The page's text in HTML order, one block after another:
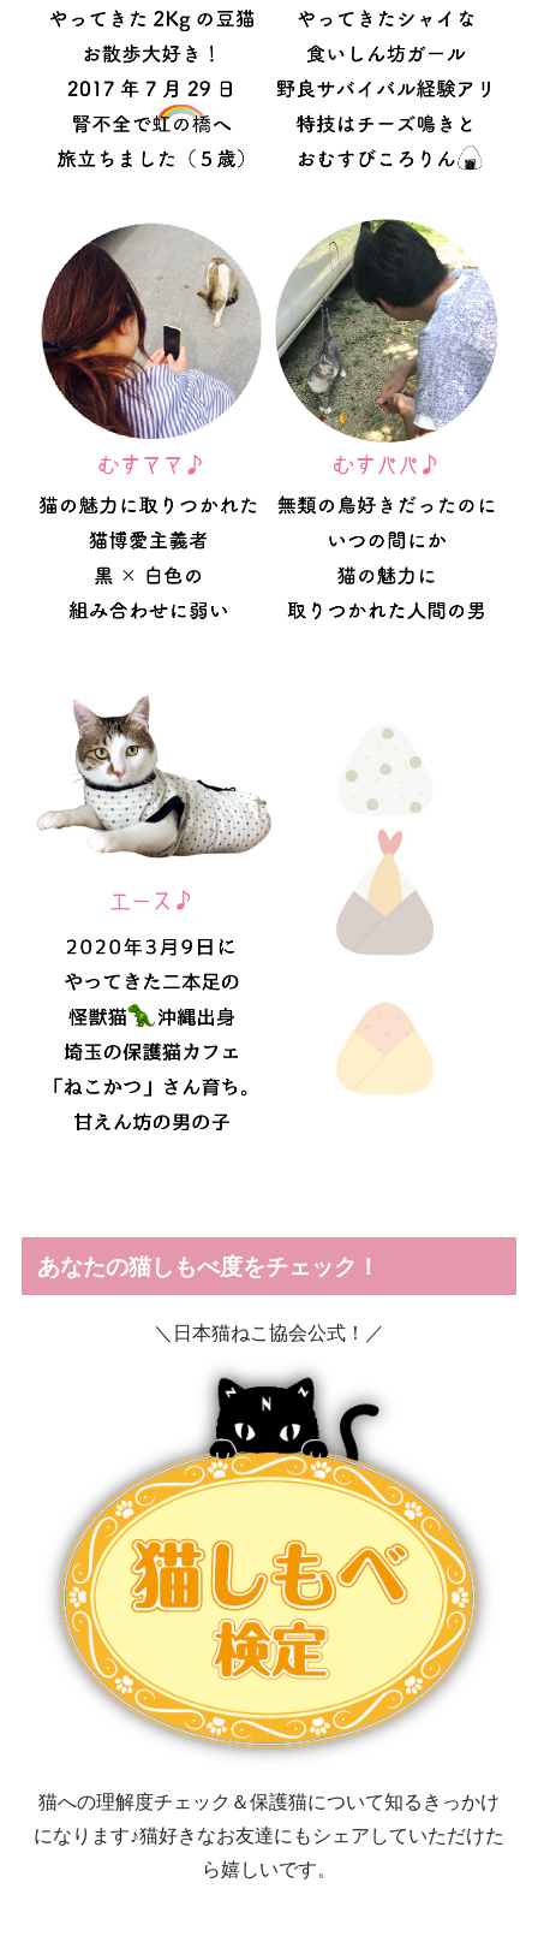
あなたの猫しもべ度をチェック！
＼日本猫ねこ協会公式！／
猫への理解度チェック＆保護猫について知るきっかけ
になります♪猫好きなお友達にもシェアしていただけた
ら嬉しいです。